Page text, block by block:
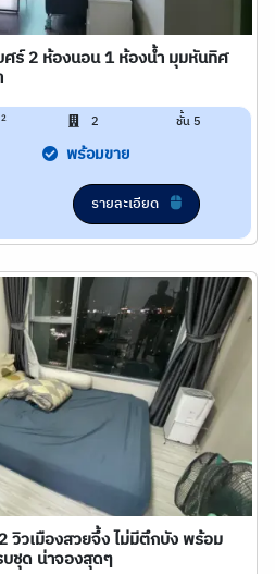
ศร์ 2 ห้องนอน 1 ห้องน้ำ มุมหันทิศ
2 2 ชั้น 5
พร้อมขาย
รายละเอียด
วิวเมืองสวยจึ้ง ไม่มีตึกบัง พร้อม
บชุด น่าจองสุดๆ